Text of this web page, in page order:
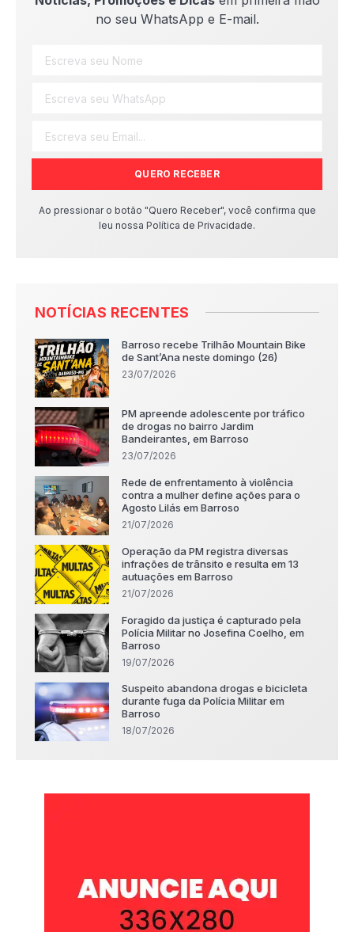
no seu WhatsApp e E-mail.
QUERO RECEBER
Ao pressionar o botão "Quero Receber", você confirma que
leu nossa Política de Privacidade.
NOTÍCIAS RECENTES
Barroso recebe Trilhão Mountain Bike
de Sant’Ana neste domingo (26)
23/07/2026
PM apreende adolescente por tráfico
de drogas no bairro Jardim
Bandeirantes, em Barroso
23/07/2026
Rede de enfrentamento à violência
contra a mulher define ações para o
Agosto Lilás em Barroso
21/07/2026
Operação da PM registra diversas
infrações de trânsito e resulta em 13
autuações em Barroso
21/07/2026
Foragido da justiça é capturado pela
Polícia Militar no Josefina Coelho, em
Barroso
19/07/2026
Suspeito abandona drogas e bicicleta
durante fuga da Polícia Militar em
Barroso
18/07/2026